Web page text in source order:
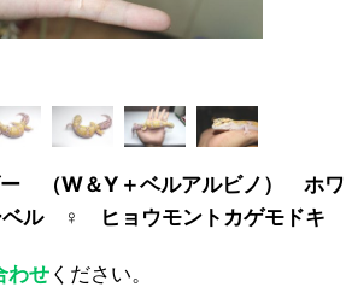
ー （W＆Y＋ベルアルビノ） ホワ
ベル ♀ ヒョウモントカゲモドキ
わせください。